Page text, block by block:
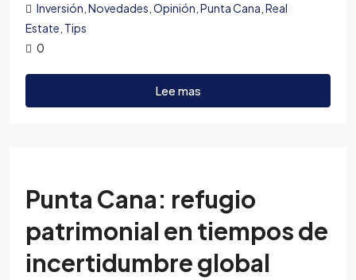
Inversión Novedades Opinión Punta Cana Real
Estate Tips
0
Lee mas
Punta Cana: refugio
patrimonial en tiempos de
incertidumbre global